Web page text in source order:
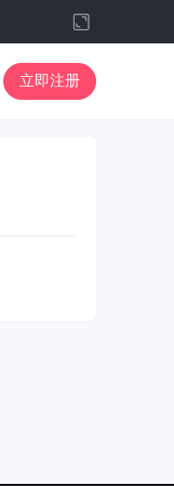
切
换
到
宽
立即注册